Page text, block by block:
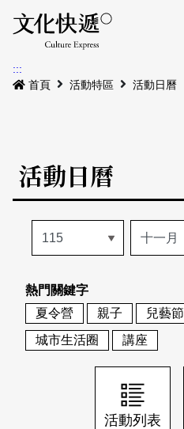
最新公告
本期專題
歷史專題
活動特區
活動列表
地圖搜尋
關於我們
關於我們
刊物索取地點
會員基本資料
刊登活動
網站導覽
日本語
:::
首頁
活動特區 活動日曆
活動日曆
熱門關鍵字
夏令營
親子 兒藝節
城市生活圈
講座
活動列表